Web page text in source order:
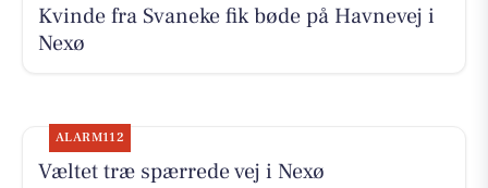
Kvinde fra Svaneke fik bøde på Havnevej i
Nexø
ALARM112
Væltet træ spærrede vej i Nexø